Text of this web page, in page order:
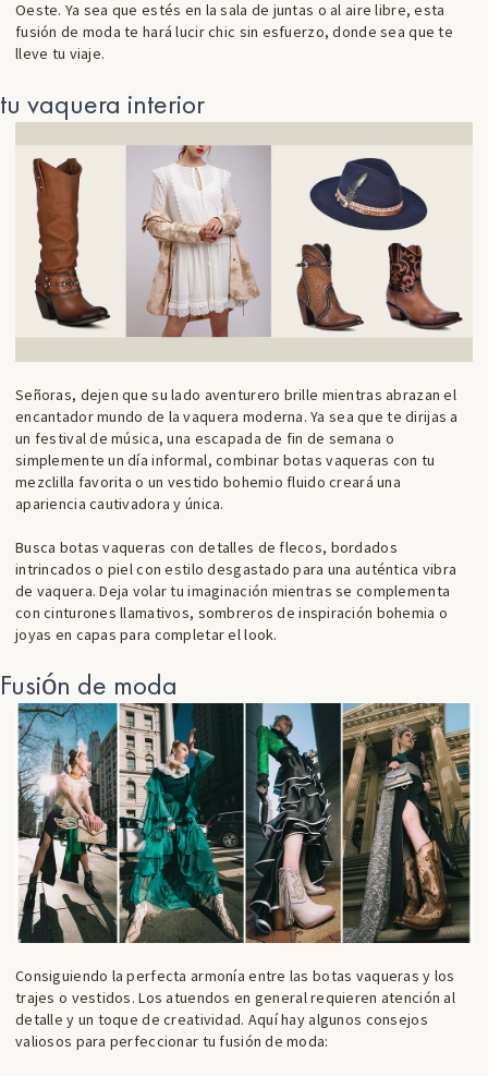
Oeste. Ya sea que estés en la sala de juntas o al aire libre, esta
fusión de moda te hará lucir chic sin esfuerzo, donde sea que te
lleve tu viaje.
tu vaquera interior
Señoras, dejen que su lado aventurero brille mientras abrazan el
encantador mundo de la vaquera moderna. Ya sea que te dirijas a
un festival de música, una escapada de fin de semana o
simplemente un día informal, combinar botas vaqueras con tu
mezclilla favorita o un vestido bohemio fluido creará una
apariencia cautivadora y única.
Busca botas vaqueras con detalles de flecos, bordados
intrincados o piel con estilo desgastado para una auténtica vibra
de vaquera. Deja volar tu imaginación mientras se complementa
concinturones llamativos, sombreros de inspiración bohemia o
joyas en capas para completar el look.
Fusión de moda
Consiguiendo la perfecta armonía entre las botas vaqueras y los
trajes o vestidos.Los atuendos en general requieren atención al
detalle y un toque de creatividad. Aquí hay algunos consejos
valiosos para perfeccionar tu fusión de moda: